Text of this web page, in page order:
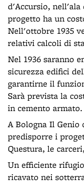
d'Accursio, nell'ala
progetto ha un
Nell'ottobre 1935
relativi calcoli di
Nel 1936 saranno
sicurezza edifici
garantirne il
Sarà prevista la
in cemento armato.
A Bologna Il
predisporre i
Questura, le
Un efficiente rifugio
ricavato nei